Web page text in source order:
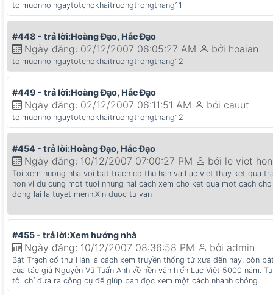
toimuonhoingaytotchokhaitruongtrongthang11
#448 - trả lời:Hoàng Đạo, Hắc Đạo
Ngày đăng: 02/12/2007 06:05:27 AM bởi hoaian
toimuonhoingaytotchokhaitruongtrongthang12
#449 - trả lời:Hoàng Đạo, Hắc Đạo
Ngày đăng: 02/12/2007 06:11:51 AM bởi cauut
toimuonhoingaytotchokhaitruongtrongthang12
#454 - trả lời:Hoàng Đạo, Hắc Đạo
Ngày đăng: 10/12/2007 07:00:27 PM bởi le viet
Toi xem huong nha voi bat trach co thu han va Lac viet thay ket qua
hon vi du cung mot tuoi nhung hai cach xem cho ket qua mot cach
dong lai la tuyet menh.Xin duoc tu van
#455 - trả lời:Xem hướng nhà
Ngày đăng: 10/12/2007 08:36:58 PM bởi admin
Bát Trạch cổ thư Hán là cách xem truyền thống từ xưa đến nay, còn
của tác giả Nguyễn Vũ Tuấn Anh về nền văn hiến Lạc Việt 5000 năm.
tôi chỉ đưa ra công cụ để giúp bạn đọc xem một cách nhanh chóng.